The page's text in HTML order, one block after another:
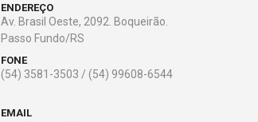
ENDEREÇO
Av. Brasil Oeste, 2092. Boqueirão.
Passo Fundo/RS
FONE
(54) 3581-3503 / (54) 99608-6544
EMAIL